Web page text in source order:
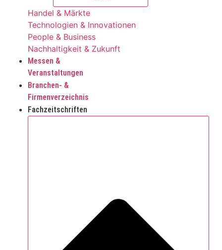
Handel & Märkte
Technologien & Innovationen
People & Business
Nachhaltigkeit & Zukunft
Messen &
Veranstaltungen
Branchen- &
Firmenverzeichnis
Fachzeitschriften